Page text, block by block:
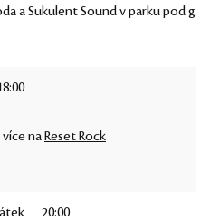
a Sukulent Sound v parku pod
na Reset Rock
20:00